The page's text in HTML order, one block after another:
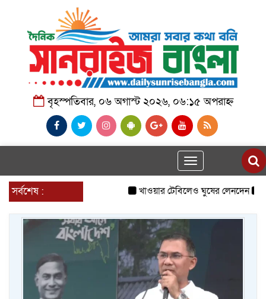
বৃহস্পতিবার, ০৬ অগাস্ট ২০২৬, ০৬:১৫ অপরাহ্ন
Toggle
navigation
সর্বশেষ :
খাওয়ার টেবিলেও ঘুষের লেনদেন